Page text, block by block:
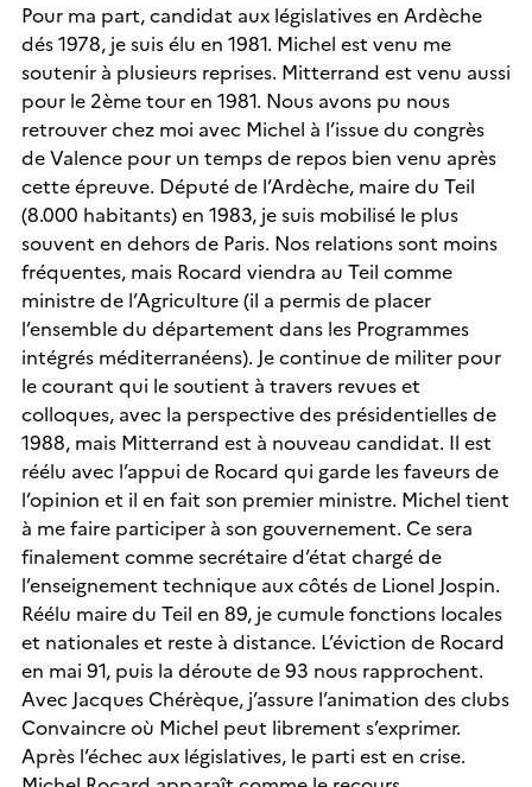
Pour ma part, candidat aux législatives en Ardèche
dés 1978, je suis élu en 1981. Michel est venu me
soutenir à plusieurs reprises. Mitterrand est venu aussi
pour le 2ème tour en 1981. Nous avons pu nous
retrouver chez moi avec Michel à l’issue du congrès
de Valence pour un temps de repos bien venu après
cette épreuve. Député de l’Ardèche, maire du Teil
(8.000 habitants) en 1983, je suis mobilisé le plus
souvent en dehors de Paris. Nos relations sont moins
fréquentes, mais Rocard viendra au Teil comme
ministre de l’Agriculture (il a permis de placer
l’ensemble du département dans les Programmes
intégrés méditerranéens). Je continue de militer pour
le courant qui le soutient à travers revues et
colloques, avec la perspective des présidentielles de
1988, mais Mitterrand est à nouveau candidat. Il est
réélu avec l’appui de Rocard qui garde les faveurs de
l’opinion et il en fait son premier ministre. Michel tient
à me faire participer à son gouvernement. Ce sera
finalement comme secrétaire d’état chargé de
l’enseignement technique aux côtés de Lionel Jospin.
Réélu maire du Teil en 89, je cumule fonctions locales
et nationales et reste à distance. L’éviction de Rocard
en mai 91, puis la déroute de 93 nous rapprochent.
Avec Jacques Chérèque, j’assure l’animation des clubs
Convaincre où Michel peut librement s’exprimer.
Après l’échec aux législatives, le parti est en crise.